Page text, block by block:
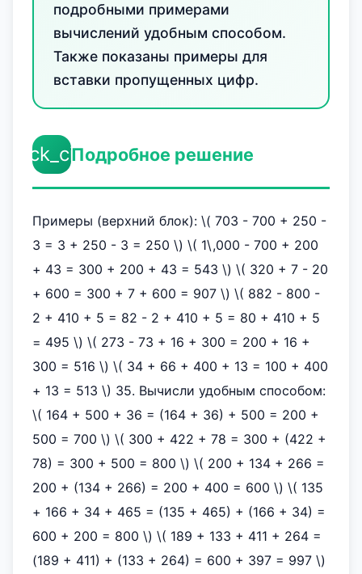
подробными примерами
вычислений удобным способом.
Также показаны примеры для
вставки пропущенных цифр.
Подробное решение
Примеры (верхний блок): \( 703 - 700 + 250 -
3 = 3 + 250 - 3 = 250 \) \( 1\,000 - 700 + 200
+ 43 = 300 + 200 + 43 = 543 \) \( 320 + 7 - 20
+ 600 = 300 + 7 + 600 = 907 \) \( 882 - 800 -
2 + 410 + 5 = 82 - 2 + 410 + 5 = 80 + 410 + 5
= 495 \) \( 273 - 73 + 16 + 300 = 200 + 16 +
300 = 516 \) \( 34 + 66 + 400 + 13 = 100 + 400
+ 13 = 513 \) 35. Вычисли удобным способом:
\( 164 + 500 + 36 = (164 + 36) + 500 = 200 +
500 = 700 \) \( 300 + 422 + 78 = 300 + (422 +
78) = 300 + 500 = 800 \) \( 200 + 134 + 266 =
200 + (134 + 266) = 200 + 400 = 600 \) \( 135
+ 166 + 34 + 465 = (135 + 465) + (166 + 34) =
600 + 200 = 800 \) \( 189 + 133 + 411 + 264 =
(189 + 411) + (133 + 264) = 600 + 397 = 997 \)